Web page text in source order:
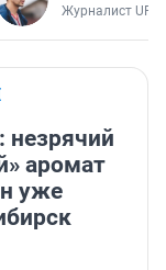
Журналист
незрячий
аромат
уже